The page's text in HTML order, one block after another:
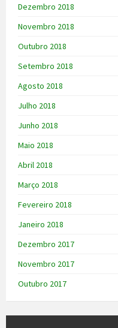
Dezembro 2018
Novembro 2018
Outubro 2018
Setembro 2018
Agosto 2018
Julho 2018
Junho 2018
Maio 2018
Abril 2018
Março 2018
Fevereiro 2018
Janeiro 2018
Dezembro 2017
Novembro 2017
Outubro 2017